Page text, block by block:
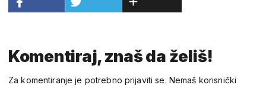
Komentiraj, znaš da želiš!
Za komentiranje je potrebno prijaviti se. Nemaš korisnički